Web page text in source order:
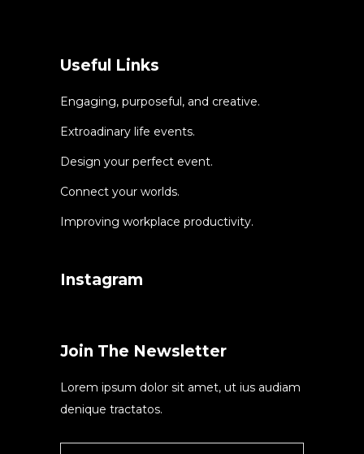
Useful Links
Engaging, purposeful, and creative.
Extroadinary life events.
Design your perfect event.
Connect your worlds.
Improving workplace productivity.
Instagram
Join The Newsletter
Lorem ipsum dolor sit amet, ut ius audiam
denique tractatos.